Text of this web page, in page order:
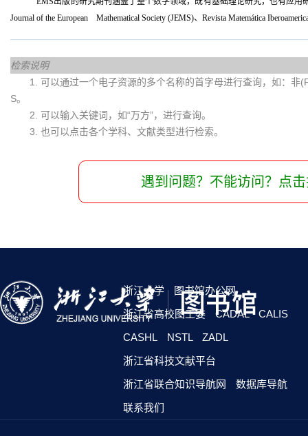
Journal of the European Mathematical Society (JEMS)、Revista Matemática
检索说明
1. 可以通过一个电子资源的多个名称的首字母进行查询，如：
S。
2. 可以输入关键词，如“万方”，进行查询。
3. 也可以点击各个学科、文献类型进行检索。
遇到问题？不能访问？点
浙江大学
图书馆办公网
浙江省高校图工委
CADAL
CALIS
CASHL
NSTL
ZADL
浙江省科技文献平台
浙江省联合知识导航网
数据库导航
联系我们